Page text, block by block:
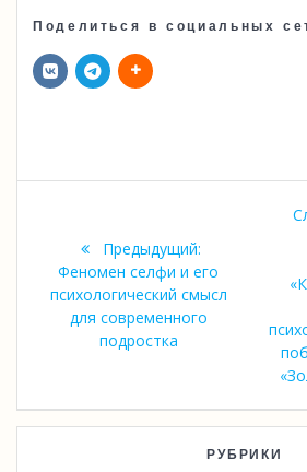
Поделиться в социальных
записям
Предыдущий:Предыдущая
запись:
Феномен селфи и его
психологический смысл
для современного
подростка
РУБРИКИ